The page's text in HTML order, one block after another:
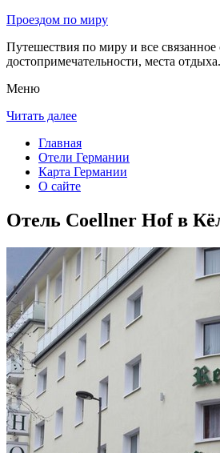
Проездом по миру
Путешествия по миру и все
достопримечательности, места отдыха.
Меню
Читать далее
Главная
Отели Германии
Карта Германии
О сайте
Отель Coellner Hof в